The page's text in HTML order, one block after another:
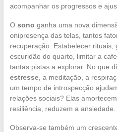
acompanhar os progressos e
O sono ganha uma nova
onipresença das telas, tantos
recuperação. Estabelecer rituais,
escuridão do quarto, limitar a
tantas pistas a explorar. No que
estresse, a meditação, a
um tempo de introspecção
relações sociais? Elas
resiliência, reduzem a ansiedade.
Observa-se também um